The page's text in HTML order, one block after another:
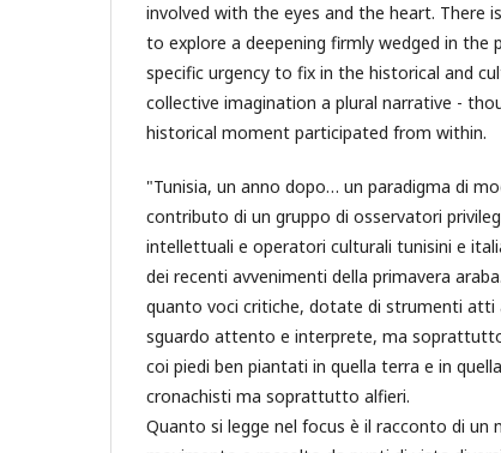
involved with the eyes and the heart. There
to explore a deepening firmly wedged in the
specific urgency to fix in the historical and
collective imagination a plural narrative -
historical moment participated from within.
"Tunisia, un anno dopo… un paradigma di
contributo di un gruppo di osservatori
intellettuali e operatori culturali tunisini e
dei recenti avvenimenti della primavera
quanto voci critiche, dotate di strumenti atti
sguardo attento e interprete, ma
coi piedi ben piantati in quella terra e in
cronachisti ma soprattutto alfieri.
Quanto si legge nel focus è il racconto di